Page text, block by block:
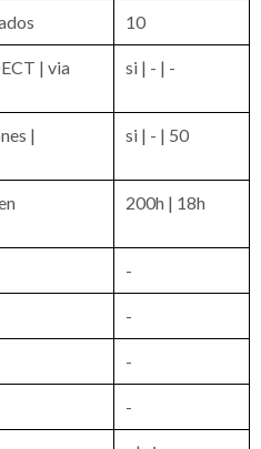
10
| via
si | - | -
|
si | - | 50
200h | 18h
-
-
-
-